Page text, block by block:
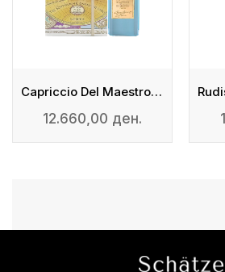
Capriccio Del Maestro Unisex - Extrait De Parfum
12.660,00 ден.